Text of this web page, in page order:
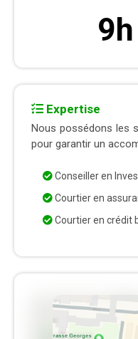
Expertise
Nous possédons les
pour garantir un
Conseiller en
Courtier en
Courtier en crédit